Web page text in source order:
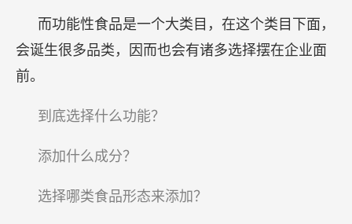
而功能性食品是一个大类目，在这个类目下面，
会诞生很多品类，因而也会有诸多选择摆在企业面
前。
到底选择什么功能？
添加什么成分？
选择哪类食品形态来添加？